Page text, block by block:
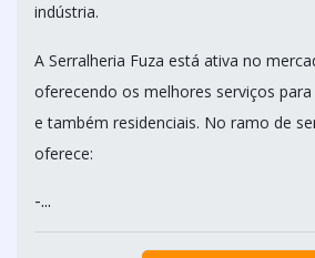
indústria.
A Serralheria Fuza está ativa no
oferecendo os melhores serviços
e também residenciais. No ramo de
oferece:
-...